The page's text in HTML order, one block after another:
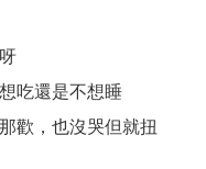
吃還是不想睡
歡，也沒哭但就扭